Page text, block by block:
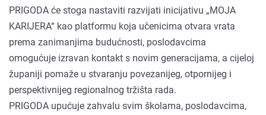
PRIGODA će stoga nastaviti razvijati inicijativu „MOJA
KARIJERA“ kao platformu koja učenicima otvara vrata
prema zanimanjima budućnosti, poslodavcima
omogućuje izravan kontakt s novim generacijama, a cijeloj
županiji pomaže u stvaranju povezanijeg, otpornijeg i
perspektivnijeg regionalnog tržišta rada.
PRIGODA upućuje zahvalu svim školama, poslodavcima,